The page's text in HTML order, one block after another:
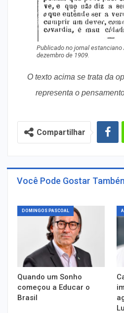
Publicado no jornal estanciano
dezembro de 1909.
O texto acima se trata da
representa o
Compartilhar
Você Pode Gostar
DOMINGOS PASCOAL
Quando um Sonho
começou a Educar o
Brasil